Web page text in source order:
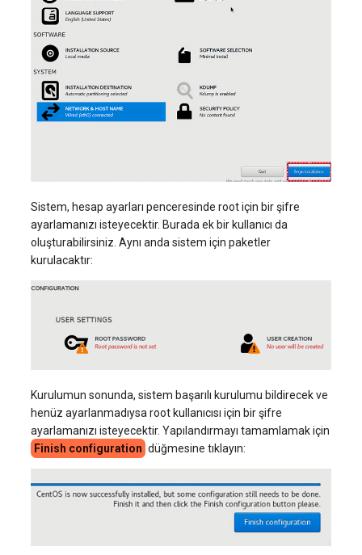
Sistem, hesap ayarları penceresinde root için bir şifre
ayarlamanızı isteyecektir. Burada ek bir kullanıcı da
oluşturabilirsiniz. Aynı anda sistem için paketler
kurulacaktır:
Kurulumun sonunda, sistem başarılı kurulumu bildirecek ve
henüz ayarlanmadıysa root kullanıcısı için bir şifre
ayarlamanızı isteyecektir. Yapılandırmayı tamamlamak için
Finish configuration düğmesine tıklayın: